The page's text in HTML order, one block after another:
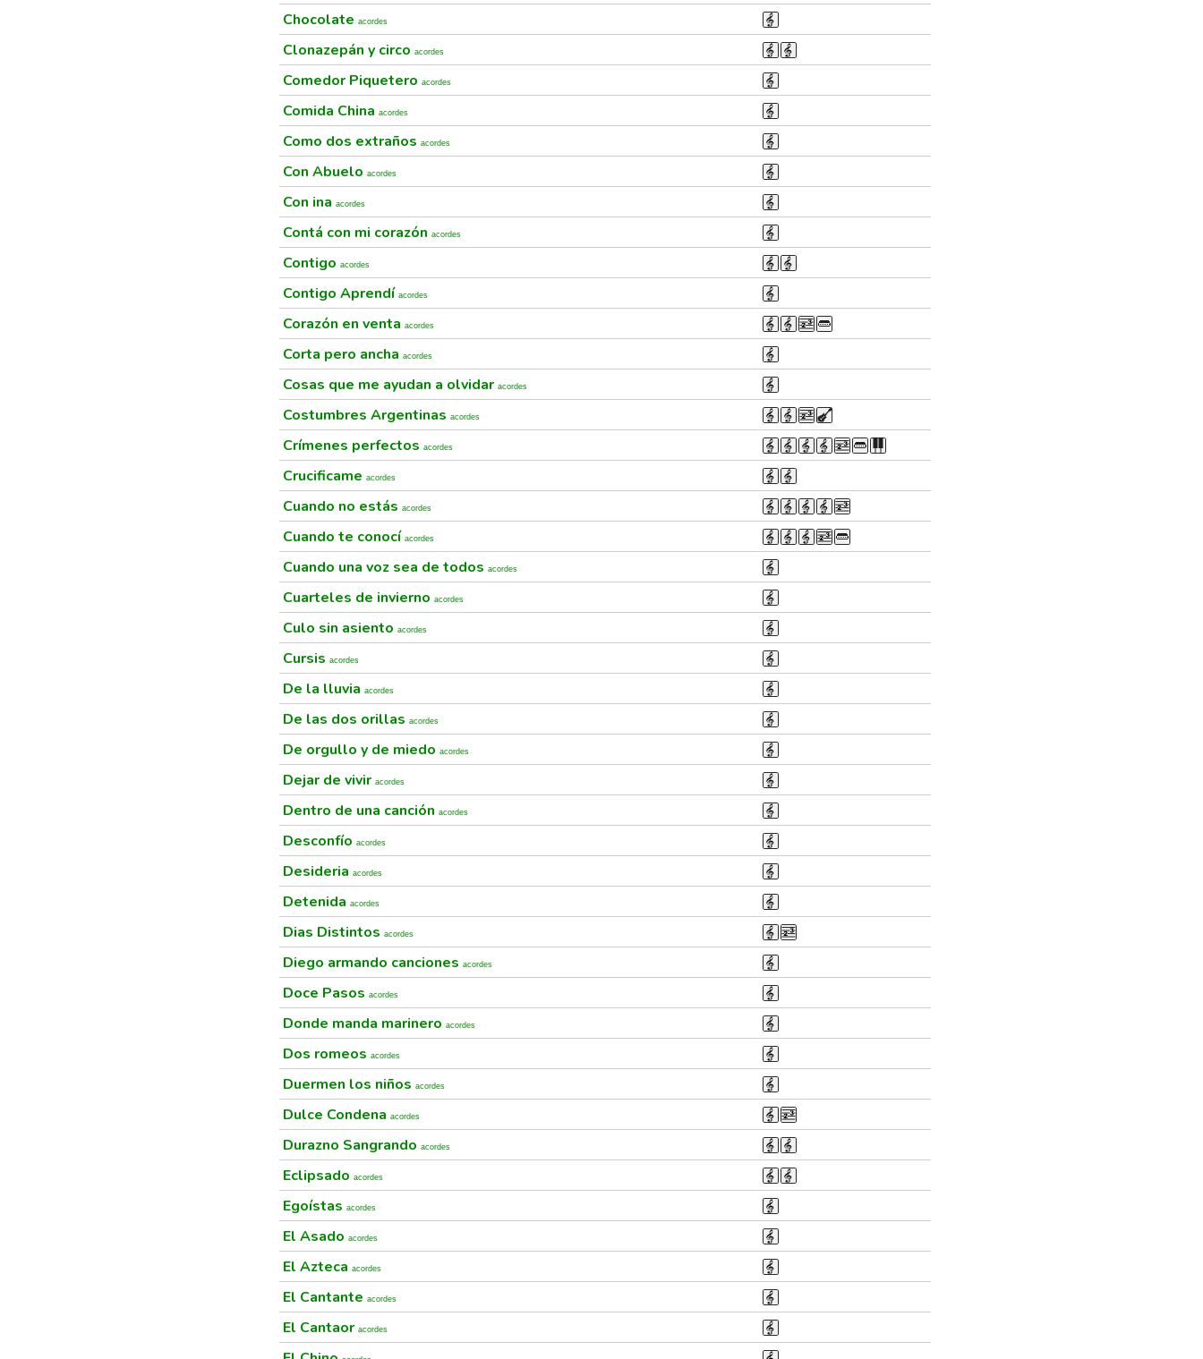
Chocolate acordes
Clonazepán y circo acordes
Comedor Piquetero acordes
Comida China acordes
Como dos extraños acordes
Con Abuelo acordes
Con ina acordes
Contá con mi corazón acordes
Contigo acordes
Contigo Aprendí acordes
Corazón en venta acordes
Corta pero ancha acordes
Cosas que me ayudan a olvidar acordes
Costumbres Argentinas acordes
Crímenes perfectos acordes
Crucificame acordes
Cuando no estás acordes
Cuando te conocí acordes
Cuando una voz sea de todos acordes
Cuarteles de invierno acordes
Culo sin asiento acordes
Cursis acordes
De la lluvia acordes
De las dos orillas acordes
De orgullo y de miedo acordes
Dejar de vivir acordes
Dentro de una canción acordes
Desconfío acordes
Desideria acordes
Detenida acordes
Dias Distintos acordes
Diego armando canciones acordes
Doce Pasos acordes
Donde manda marinero acordes
Dos romeos acordes
Duermen los niños acordes
Dulce Condena acordes
Durazno Sangrando acordes
Eclipsado acordes
Egoístas acordes
El Asado acordes
El Azteca acordes
El Cantante acordes
El Cantaor acordes